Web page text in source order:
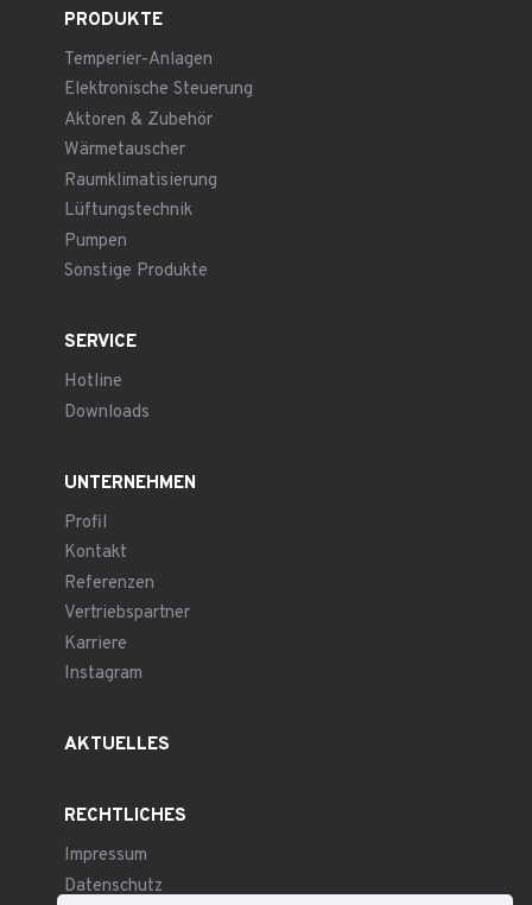
PRODUKTE
Temperier-Anlagen
Elektronische Steuerung
Aktoren & Zubehör
Wärmetauscher
Raumklimatisierung
Lüftungstechnik
Pumpen
Sonstige Produkte
SERVICE
Hotline
Downloads
UNTERNEHMEN
Profil
Kontakt
Referenzen
Vertriebspartner
Karriere
Instagram
AKTUELLES
RECHTLICHES
Impressum
Datenschutz